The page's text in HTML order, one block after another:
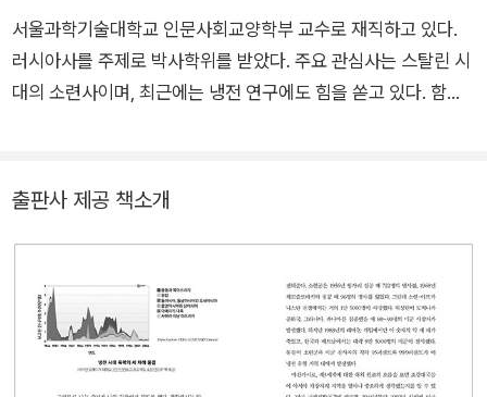
the Making of the Post-Cold War Order》(2012)이 있으며
《뉴욕 타임스》, 《워싱턴 포스트》에 글을 기고하고 있다.
서울과학기술대학교 인문사회교양학부 교수로 재직하고 있다.
러시아사를 주제로 박사학위를 받았다. 주요 관심사는 스탈린 시
대의 소련사이며, 최근에는 냉전 연구에도 힘을 쏟고 있다. 함께
49-2017 : 롤러코스터를 타다》, 《러시아사 강의 1 · 2》, 《아시아
의 전쟁 : 제2차 세계대전에서 냉전까지, 스탈린은 소련을 어떻게
이끌었나》, 《우리는 주인이 될 것이다 : 표트르 대제에서 푸틴까
지 러시아 동진의 역사》 등이 있다.
출판사 제공 책소개